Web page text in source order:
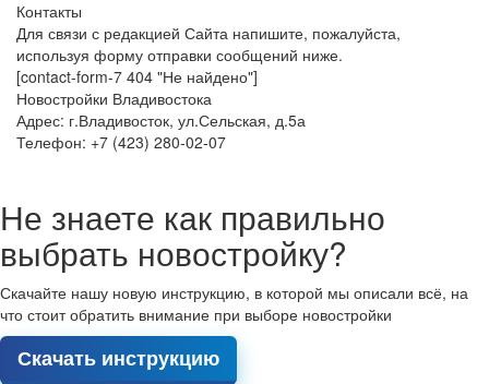
Контакты
Для связи с редакцией Сайта напишите, пожалуйста,
используя форму отправки сообщений ниже.
[contact-form-7 404 "Не найдено"]
Новостройки Владивостока
Адрес: г.Владивосток, ул.Сельская, д.5а
Телефон: +7 (423) 280-02-07
Не знаете как правильно
выбрать новостройку?
Скачайте нашу новую инструкцию, в которой мы описали всё, на
что стоит обратить внимание при выборе новостройки
Скачать инструкцию